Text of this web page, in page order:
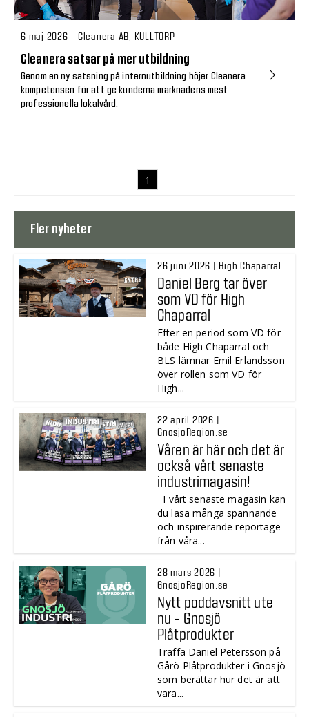
6 maj 2026 - Cleanera AB, KULLTORP
Cleanera satsar på mer utbildning
Genom en ny satsning på internutbildning höjer Cleanera
kompetensen för att ge kunderna marknadens mest
professionella lokalvård.
1
Fler nyheter
26 juni 2026 | High Chaparral
Daniel Berg tar över
som VD för High
Chaparral
Efter en period som VD för
både High Chaparral och
BLS lämnar Emil Erlandsson
över rollen som VD för
High...
22 april 2026 |
GnosjoRegion.se
Våren är här och det är
också vårt senaste
industrimagasin!
I vårt senaste magasin kan
du läsa många spännande
och inspirerande reportage
från våra...
28 mars 2026 |
GnosjoRegion.se
Nytt poddavsnitt ute
nu - Gnosjö
Plåtprodukter
Träffa Daniel Petersson på
Gårö Plåtprodukter i Gnosjö
som berättar hur det är att
vara...